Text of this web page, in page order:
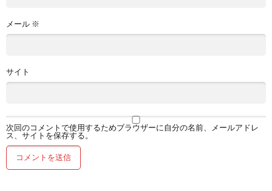
メール ※
サイト
次回のコメントで使用するためブラウザーに自分の名前、メールアドレ
ス、サイトを保存する。